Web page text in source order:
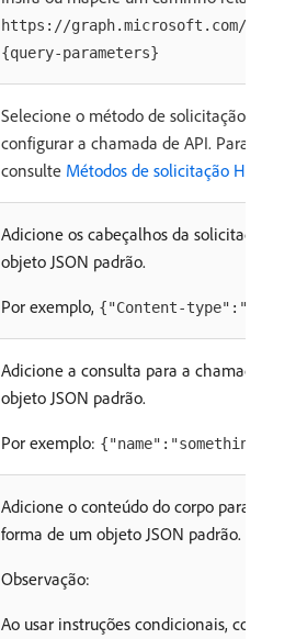
https://graph.microsoft.com/
{query-parameters}
Selecione o método de solicitação HTTP
configurar a chamada de API. Para
consulte Métodos de solicitação HTTP
Adicione os cabeçalhos da solicitação
objeto JSON padrão.
Por exemplo, {"Content-
Adicione a consulta para a chamada de
objeto JSON padrão.
Por exemplo: {"name":"something-
Adicione o conteúdo do corpo para a
forma de um objeto JSON padrão.
Observação:
Ao usar instruções condicionais, como